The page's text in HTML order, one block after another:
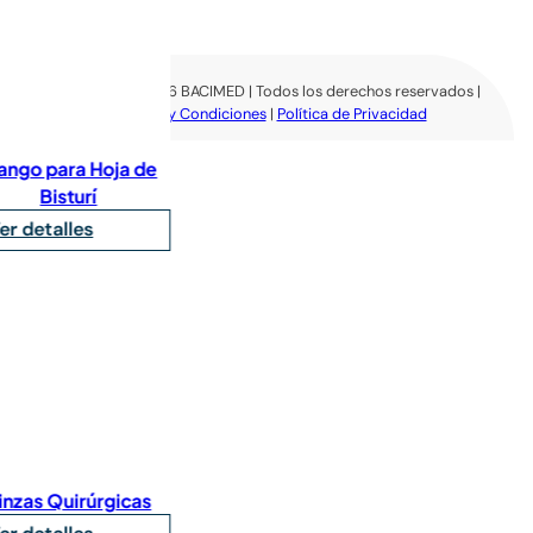
de
Téminos y Condiciones|Política de Privacidad